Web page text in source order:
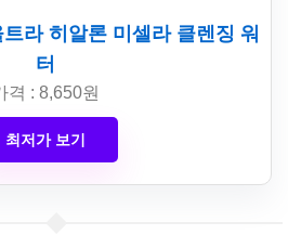
라 히알론 미셀라 클렌징 워
터
격 : 8,650원
최저가 보기